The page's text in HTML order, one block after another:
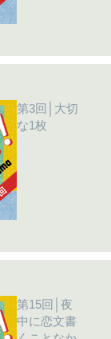
第3回│大切
な1枚
第15回│夜
中に恋文書